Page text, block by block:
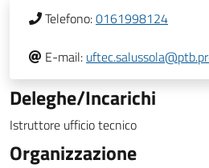
Telefono:0161998124
E-mail:
Deleghe/Incarichi
Istruttore ufficio tecnico
Organizzazione